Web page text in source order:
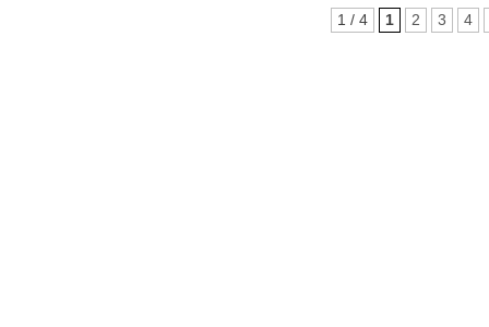
1 / 4 1 2 3 4